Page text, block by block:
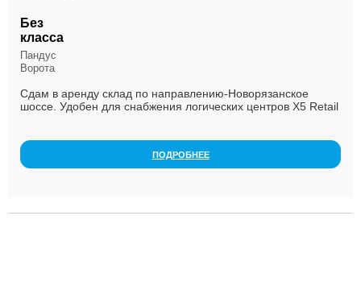
Без
класса
Пандус
Ворота
Сдам в аренду склад по направлению-Новорязанское
шоссе. Удобен для снабжения логических центров X5 Retail
ПОДРОБНЕЕ